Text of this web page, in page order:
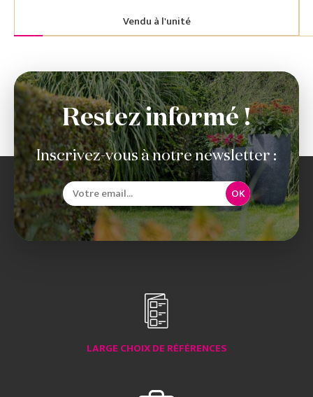
Vendu à l'unité
Restez informé !
Inscrivez-vous à notre newsletter :
OK
LARGE CHOIX DE RÉFÉRENCES